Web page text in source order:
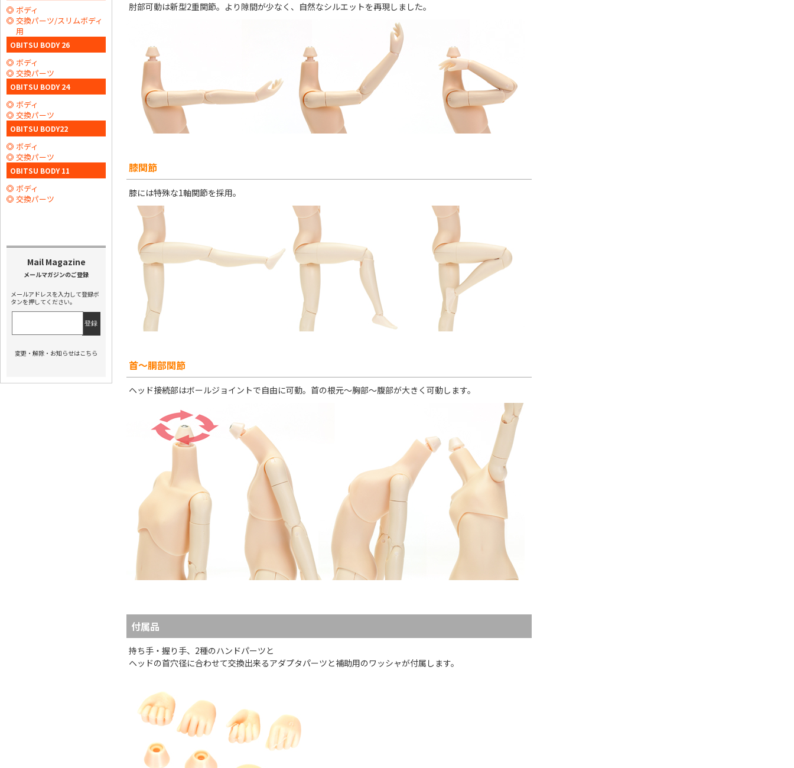
肘部可動は新型2重関節。より隙間が少なく、自然なシルエットを再現しました。
膝関節
膝には特殊な1軸関節を採用。
首～胴部関節
ヘッド接続部はボールジョイントで自由に可動。首の根元～胸部～腹部が大きく可動します。
付属品
持ち手・握り手、2種のハンドパーツと
ヘッドの首穴径に合わせて交換出来るアダプタパーツと補助用のワッシャが付属します。
ボディ
交換パーツ/スリムボディ
用
OBITSU BODY 26
ボディ
交換パーツ
OBITSU BODY 24
ボディ
交換パーツ
OBITSU BODY22
ボディ
交換パーツ
OBITSU BODY 11
ボディ
交換パーツ
メールアドレスを入力して登録ボ
タンを押してください。
変更・解除・お知らせはこちら